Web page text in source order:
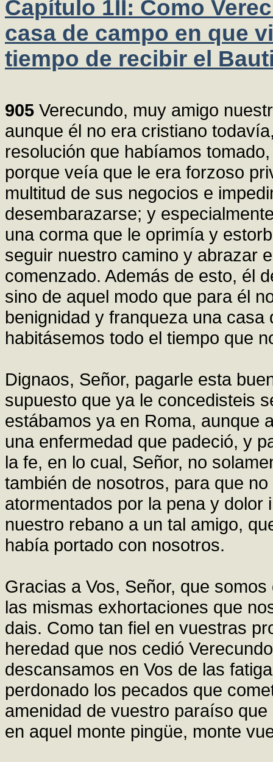
Capítulo 1II: Como
casa de campo en que
tiempo de recibir el
905 Verecundo, muy amigo
aunque él no era cristiano
resolución que habíamos
porque veía que le era forzoso
multitud de sus negocios e
desembarazarse; y
una corma que le oprimía y
seguir nuestro camino y abrazar
comenzado. Además de esto, él
sino de aquel modo que para él
benignidad y franqueza una
habitásemos todo el tiempo que
Dignaos, Señor, pagarle esta
supuesto que ya le concedisteis
estábamos ya en Roma, aunque
una enfermedad que padeció, y
la fe, en lo cual, Señor, no
también de nosotros, para que
atormentados por la pena y
nuestro rebano a un tal amigo,
había portado con nosotros.
Gracias a Vos, Señor, que
las mismas exhortaciones que
dais. Como tan fiel en vuestras
heredad que nos cedió
descansamos en Vos de las
perdonado los pecados que
amenidad de vuestro paraíso
en aquel monte pingüe, monte